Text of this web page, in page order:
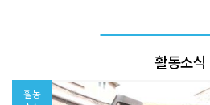
활동소식
횔동